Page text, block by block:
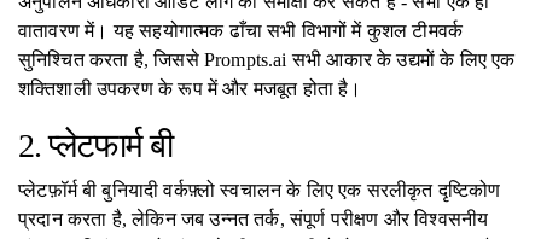
वातावरण में। यह सहयोगात्मक ढाँचा सभी विभागों में कुशल टीमवर्क
सुनिश्चित करता है, जिससे Prompts.ai सभी आकार के उद्यमों के लिए एक
शक्तिशाली उपकरण के रूप में और मजबूत होता है।
2. प्लेटफार्म बी
प्लेटफ़ॉर्म बी बुनियादी वर्कफ़्लो स्वचालन के लिए एक सरलीकृत दृष्टिकोण
प्रदान करता है, लेकिन जब उन्नत तर्क, संपूर्ण परीक्षण और विश्वसनीय